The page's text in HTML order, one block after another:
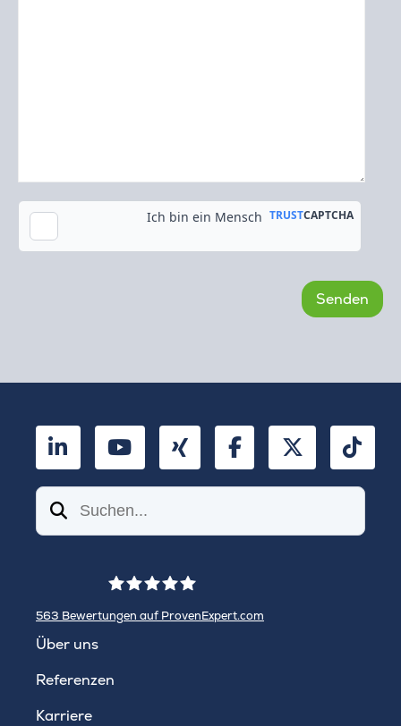
Kopie an meine E-Mail-Adresse senden
LinkedInYouTubeXing FacebookTwitter
Suchen
563 Bewertungen auf ProvenExpert.com
Über uns
Referenzen
Karriere